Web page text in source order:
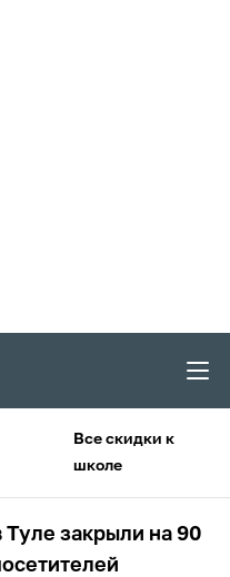
Все скидки к
школе
закрыли на 90